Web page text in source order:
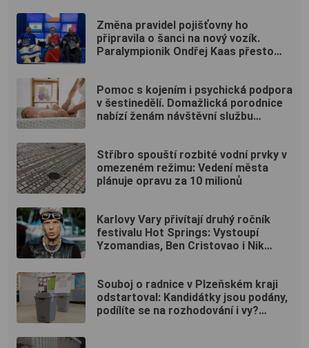
Změna pravidel pojišťovny ho
připravila o šanci na nový vozík.
Paralympionik Ondřej Kaas přesto
Pomoc s kojením i psychická podpora
v šestinedělí. Domažlická porodnice
nabízí ženám návštěvní službu
Stříbro spouští rozbité vodní prvky v
omezeném režimu: Vedení města
plánuje opravu za 10 milionů
Karlovy Vary přivítají druhý ročník
festivalu Hot Springs: Vystoupí
Yzomandias, Ben Cristovao i Nik
Souboj o radnice v Plzeňském kraji
odstartoval: Kandidátky jsou podány,
podílíte se na rozhodování i vy?